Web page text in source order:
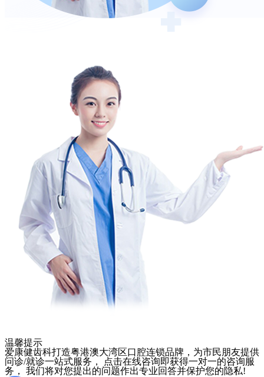
温馨提示
爱康健齿科打造粤港澳大湾区口腔连锁品牌，为市民朋友提供
问诊/就诊一站式服务， 点击在线咨询即获得一对一的咨询服
务， 我们将对您提出的问题作出专业回答并保护您的隐私!